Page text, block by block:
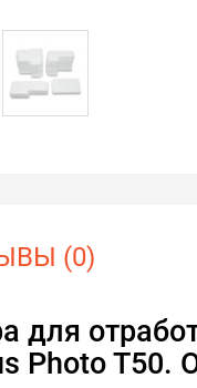
(0)
для
Photo T50.